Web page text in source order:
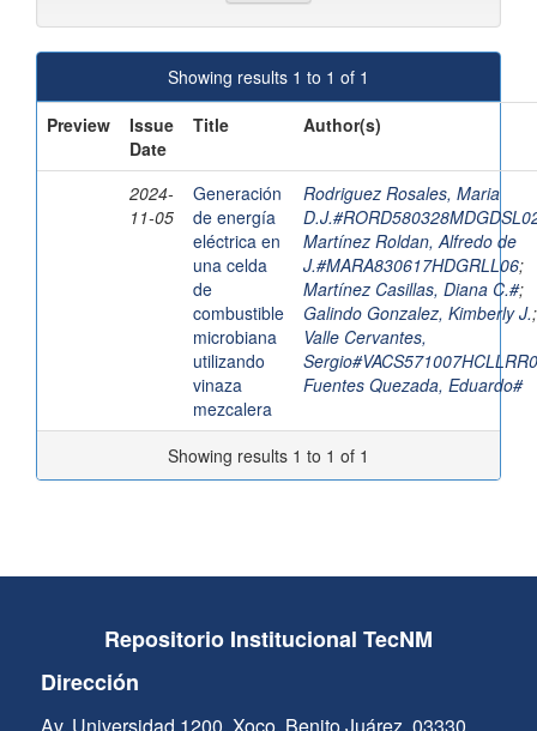
Showing results 1 to 1 of 1
Preview
Issue
Date
Title Author(s)
2024-
11-05
Generación
de energía
eléctrica en
una celda
de
combustible
microbiana
utilizando
vinaza
mezcalera
Rodriguez Rosales, Maria
Martínez Roldan, Alfredo de
J.#MARA830617HDGRLL06;
Martínez Casillas, Diana C.#;
Galindo Gonzalez, Kimberly J.;
Valle Cervantes,
Fuentes Quezada, Eduardo#
Showing results 1 to 1 of 1
Repositorio Institucional TecNM
Dirección